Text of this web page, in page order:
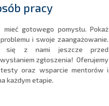
pracy
mieć gotowego pomysłu. Pokaż
i swoje zaangażowanie.
się z nami jeszcze przed
zgłoszenia! Oferujemy
oraz wsparcie mentorów i
każdym etapie.